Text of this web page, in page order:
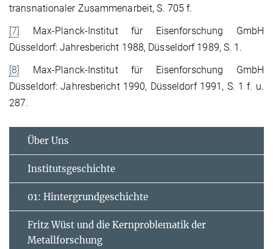
transnationaler Zusammenarbeit, S. 705 f.
[7]
Max-Planck-Institut für Eisenforschung GmbH
Düsseldorf: Jahresbericht 1988, Düsseldorf 1989, S. 1.
[8]
Max-Planck-Institut für Eisenforschung GmbH
Düsseldorf: Jahresbericht 1990, Düsseldorf 1991, S. 1 f. u.
287.
Über Uns
Institutsgeschichte
01: Hintergrundgeschichte
Fritz Wüst und die Kernproblematik der
Metallforschung